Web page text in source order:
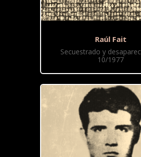
Raúl Fait
Secuestrado y
10/1977